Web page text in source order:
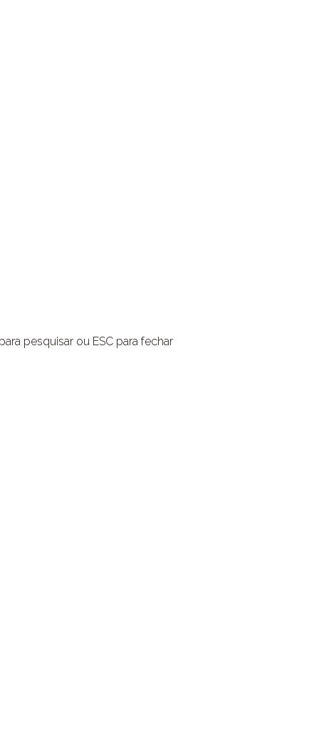
pesquisar ou ESC para fechar